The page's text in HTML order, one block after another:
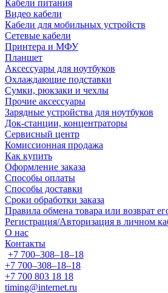
Кабели питания
Видео кабели
Кабели для мобильных устройств
Сетевые кабели
Принтера и МФУ
Планшет
Аксессуары для ноутбуков
Охлаждающие подставки
Сумки, рюкзаки и чехлы
Прочие аксессуары
Зарядные устройства для ноутбуков
Док-станции, концентраторы
Сервисный центр
Комиссионная продажа
Как купить
Оформление заказа
Способы оплаты
Способы доставки
Сроки обработки заказа
Правила обмена товара или возврат
Регистрация/Авторизация в личном
О нас
Контакты
+7 700‒308‒18‒18
+7 700‒308‒18‒18
+7 700 803 18 18
timing@internet.ru